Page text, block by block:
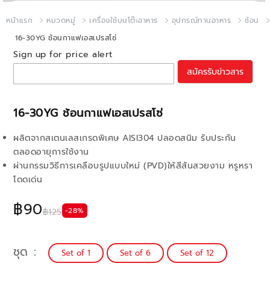
หน้าแรก หมวดหมู่ เครื่องใช้บนโต๊ะอาหาร อุปกรณ์ทานอาหาร
ช้อน
16-30YG ช้อนกาแฟเอสเปรสโซ่
16-30YG ช้อนกาแฟเอสเปรสโซ่
฿90฿125 -28%
ผลิตจากสเตนเลสเกรดพิเศษ AISI304 ปลอดสนิม รับประกัน
ตลอดอายุการใช้งาน
ผ่านกรรมวิธีการเคลือบรูปแบบใหม่ (PVD)ให้สีสันสวยงาม หรูหรา
โดดเด่น
Sign up for price alert
สมัครรับข่าวสาร
ชุด Set of 1 Set of 6 Set of 12